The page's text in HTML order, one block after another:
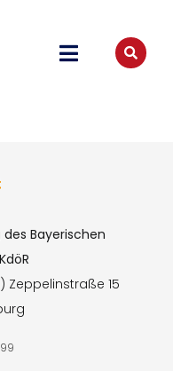
Bayerischen
Zeppelinstraße 15